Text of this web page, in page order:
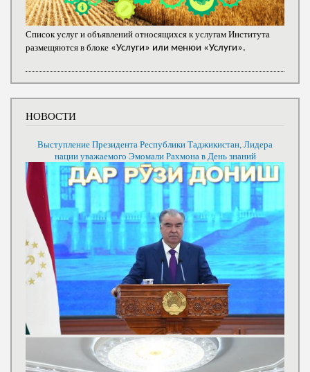
Список услуг и объявлений относящихся к услугам Института
размещяются в блоке «Услуги» или менюи «Услуги».
НОВОСТИ
Выступление Президента Республики Таджикистан, Лидера
нации уважаемого Эмомали Рахмона в День знаний